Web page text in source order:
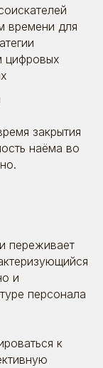
времени для
цифровых
закрытия
наёма во
переживает
и
персонала
к